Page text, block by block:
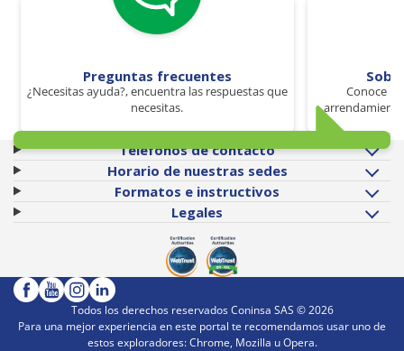
Preguntas frecuentes
¿Necesitas ayuda?, encuentra las respuestas que
necesitas.
Conoce
Teléfonos de contacto
Horario de nuestras sedes
Formatos e instructivos
Legales
Todos los derechos reservados Coninsa SAS ©2026
Para una mejor experiencia en este portal te recomendamos usar uno de
estos exploradores: Chrome, Mozilla u Opera.